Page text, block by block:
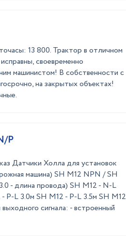
13 800. Трактор в отличном
своевременно
машинистом! В собственности с
на закрытых объектах!
P
Датчики Холла для установок
машина) SH M12 NPN / SH
- длина провода) SH M12 - N-L
P-L 3.0м SH M12 - P-L 3.5м SH M12
сигнала: - встроенный